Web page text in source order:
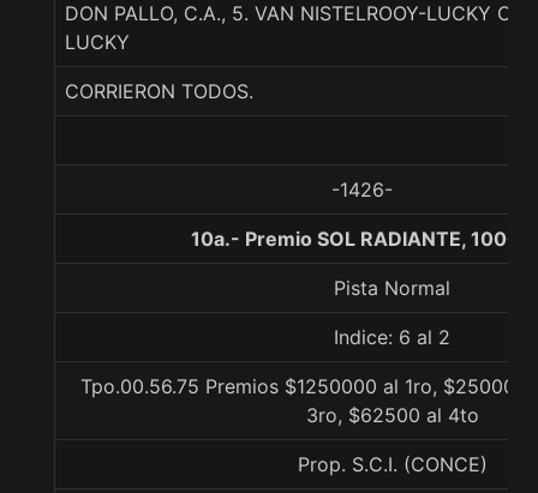
DON PALLO, C.A., 5. VAN NISTELROOY-LUCKY
LUCKY
CORRIERON TODOS.
-1426-
10a.- Premio SOL RADIANTE, 1000
Pista Normal
Indice: 6 al 2
Tpo.00.56.75 Premios $1250000 al 1ro, $250000
3ro, $62500 al 4to
Prop. S.C.I. (CONCE)